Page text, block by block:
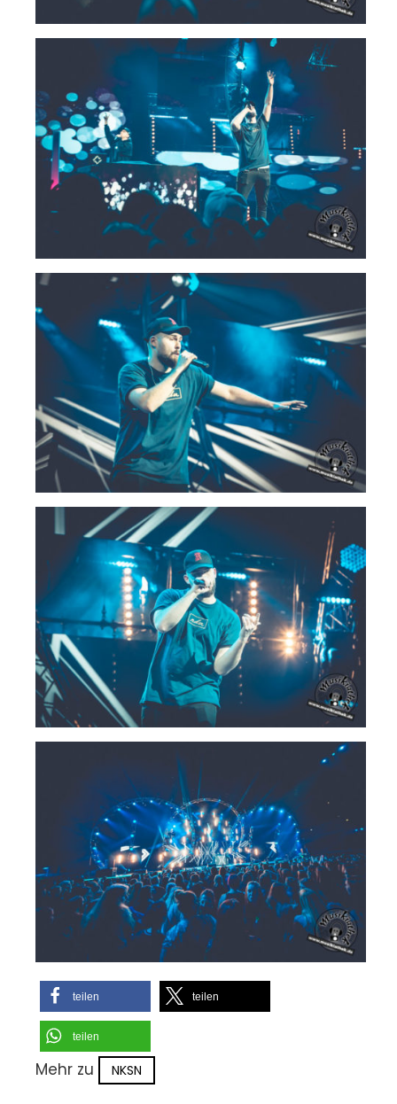
teilen teilen
teilen
Mehr zu NKSN